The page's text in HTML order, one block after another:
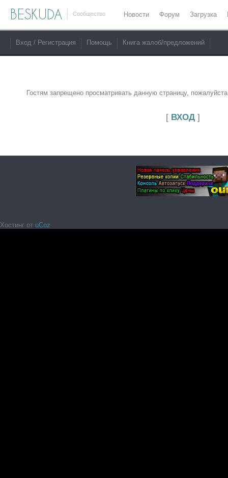
BESKUDA Сообщество Новости Форум Загрузка
Вход / Регистрация Помощь Книга жалоб/предложений
Гостям запрещено просматривать данную страницу,
[ ВХОД ]
Хостинг от uCoz